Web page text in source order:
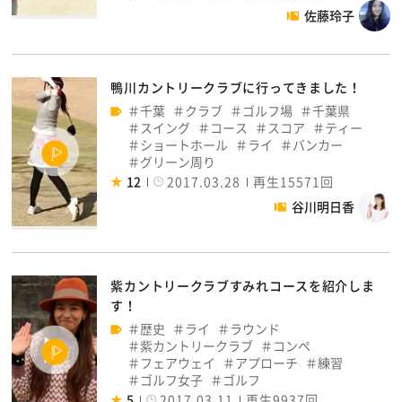
佐藤玲子
鴨川カントリークラブに行ってきました！
千葉
クラブ ゴルフ場
千葉県
スイング
コース スコア
ティー
ショートホール
ライ
バンカー
グリーン周り
12
2017.03.28
再生15571回
谷川明日香
紫カントリークラブすみれコースを紹介しま
す！
歴史
ライ
ラウンド
紫カントリークラブ
コンペ
フェアウェイ
アプローチ
練習
ゴルフ女子
ゴルフ